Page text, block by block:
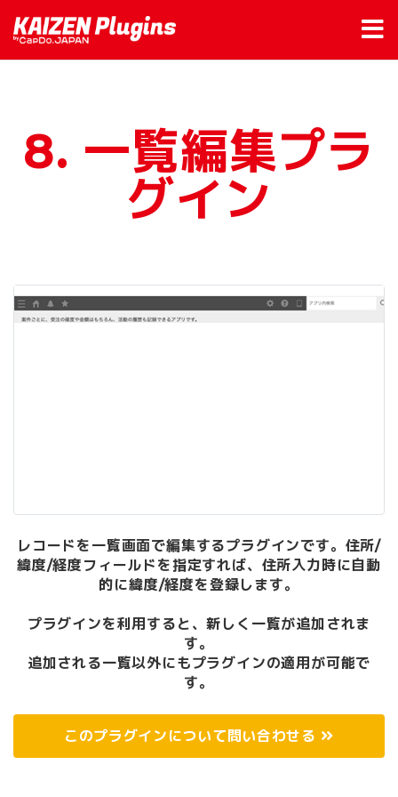
8. 一覧編集プラ
グイン
レコードを一覧画面で編集するプラグインです。住所/
緯度/経度フィールドを指定すれば、住所入力時に自動
的に緯度/経度を登録します。
プラグインを利用すると、新しく一覧が追加されま
す。
追加される一覧以外にもプラグインの適用が可能で
す。
このプラグインについて問い合わせる